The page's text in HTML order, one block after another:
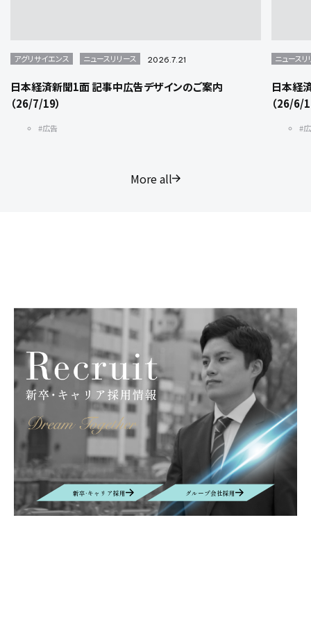
アグリサイエンス ニュースリリース 2026.7.21
日本経済新聞1面 記事中広告デザインのご案内
（26/7/19）
#広告
ニュースリ
日本経
（26/6/
#
More all
新卒·キャリア採用 グループ会社採用